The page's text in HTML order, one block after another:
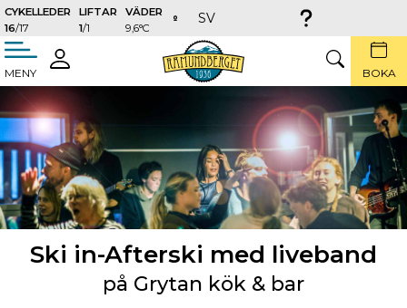
CYKELLEDER
16/17
LIFTAR
1/1
VÄDER
9,6°C
SV
MENY
LOGGA
IN
SÖK BOKA
Ski in-Afterski med liveband
på Grytan kök & bar